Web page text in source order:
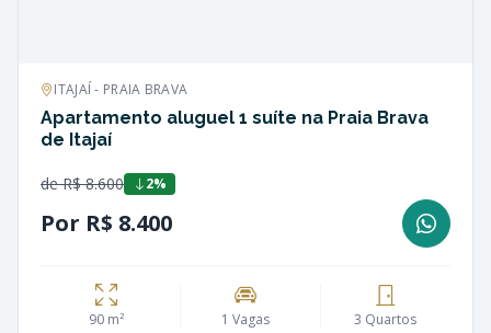
ITAJAÍ - PRAIA BRAVA
Apartamento aluguel 1 suíte na Praia Brava
de Itajaí
de R$ 8.600 2%
Por R$ 8.400
90 m² 1 Vagas 3 Quartos